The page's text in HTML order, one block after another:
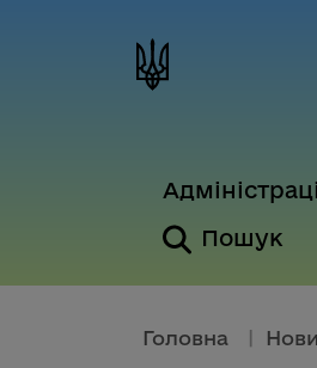
Пошук
Головна